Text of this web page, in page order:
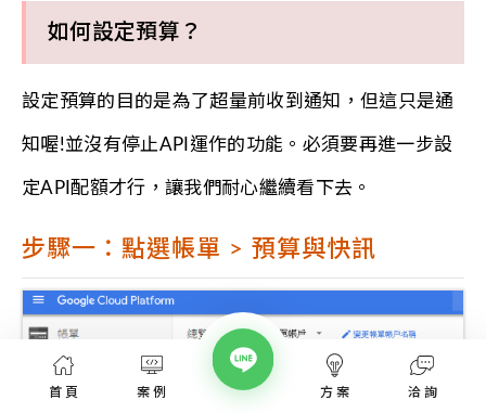
如何設定預算？
設定預算的目的是為了超量前收到通知，但這只是通
知喔!並沒有停止API運作的功能。必須要再進一步設
定API配額才行，讓我們耐心繼續看下去。
步驟一：點選帳單 > 預算與快訊
首頁 案例 方案 洽詢